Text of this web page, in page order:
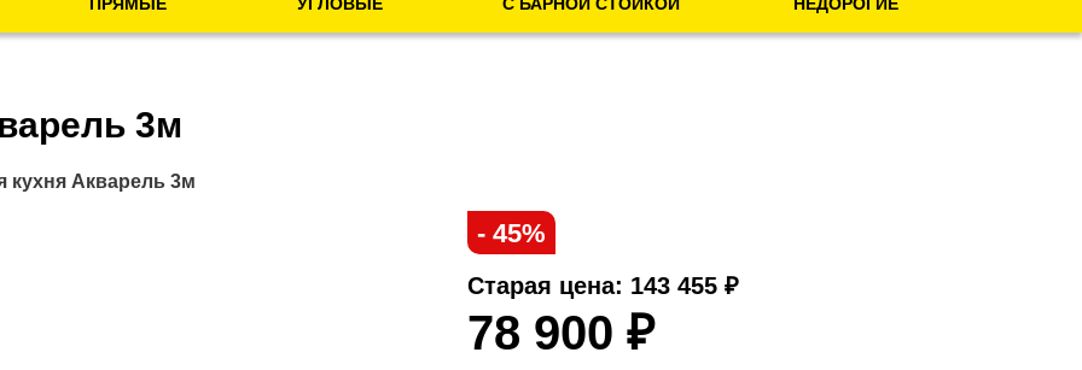
Тип помещения
Кухня в 5-этажке
Кухня в 9-этажке
О нас
3м
кухня Акварель 3м
- 45%
78 900 ₽
Старая цена: 143 455 ₽